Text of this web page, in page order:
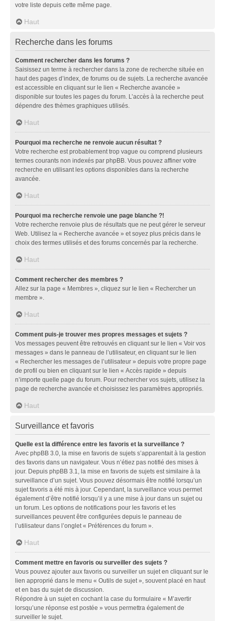
votre liste depuis cette même page.
Haut
Recherche dans les forums
Comment rechercher dans les forums ?
Saisissez un terme à rechercher dans la zone de recherche située en
haut des pages d’index, de forums ou de sujets. La recherche avancée
est accessible en cliquant sur le lien « Recherche avancée »
disponible sur toutes les pages du forum. L’accès à la recherche peut
dépendre des thèmes graphiques utilisés.
Haut
Pourquoi ma recherche ne renvoie aucun résultat ?
Votre recherche est probablement trop vague ou comprend plusieurs
termes courants non indexés par phpBB. Vous pouvez affiner votre
recherche en utilisant les options disponibles dans la recherche
avancée.
Haut
Pourquoi ma recherche renvoie une page blanche ?!
Votre recherche renvoie plus de résultats que ne peut gérer le serveur
Web. Utilisez la « Recherche avancée » et soyez plus précis dans le
choix des termes utilisés et des forums concernés par la recherche.
Haut
Comment rechercher des membres ?
Allez sur la page « Membres », cliquez sur le lien « Rechercher un
membre ».
Haut
Comment puis-je trouver mes propres messages et sujets ?
Vos messages peuvent être retrouvés en cliquant sur le lien « Voir vos
messages » dans le panneau de l’utilisateur, en cliquant sur le lien
« Rechercher les messages de l’utilisateur » depuis votre propre page
de profil ou bien en cliquant sur le lien « Accès rapide » depuis
n’importe quelle page du forum. Pour rechercher vos sujets, utilisez la
page de recherche avancée et choisissez les paramètres appropriés.
Haut
Surveillance et favoris
Quelle est la différence entre les favoris et la surveillance ?
Avec phpBB 3.0, la mise en favoris de sujets s’apparentait à la gestion
des favoris dans un navigateur. Vous n’étiez pas notifié des mises à
jour. Depuis phpBB 3.1, la mise en favoris de sujets est similaire à la
surveillance d’un sujet. Vous pouvez désormais être notifié lorsqu’un
sujet favoris a été mis à jour. Cependant, la surveillance vous permet
également d’être notifié lorsqu’il y a une mise à jour dans un sujet ou
un forum. Les options de notifications pour les favoris et les
surveillances peuvent être configurées depuis le panneau de
l’utilisateur dans l’onglet « Préférences du forum ».
Haut
Comment mettre en favoris ou surveiller des sujets ?
Vous pouvez ajouter aux favoris ou surveiller un sujet en cliquant sur le
lien approprié dans le menu « Outils de sujet », souvent placé en haut
et en bas du sujet de discussion.
Répondre à un sujet en cochant la case du formulaire « M’avertir
lorsqu’une réponse est postée » vous permettra également de
surveiller le sujet.